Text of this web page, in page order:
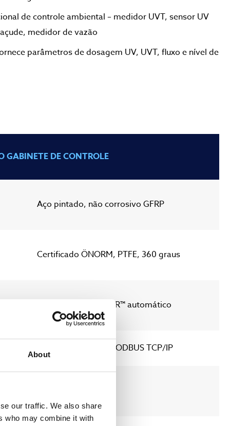
About
our traffic. We also share
who may combine it with
de controle ambiental – medidor UVT, sensor UV
medidor de vazão
parâmetros de dosagem UV, UVT, fluxo e nível de
GABINETE DE CONTROLE
Aço pintado, não corrosivo GFRP
Certificado ÖNORM, PTFE, 360 graus
Manual, ULTRAWIPER™ automático
Profibus, Profinet, MODBUS TCP/IP